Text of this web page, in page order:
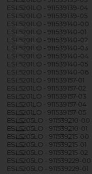
ESL5201LO - 911539139-04
ESL5201LO - 911539139-05
ESL5201LO - 911539140-00
ESL5201LO - 911539140-01
ESL5201LO - 911539140-02
ESL5201LO - 911539140-03
ESL5201LO - 911539140-04
ESL5201LO - 911539140-05
ESL5201LO - 911539140-06
ESL5201LO - 911539157-01
ESL5201LO - 911539157-02
ESL5201LO - 911539157-03
ESL5201LO - 911539157-04
ESL5201LO - 911539157-05
ESL5205LO - 911539210-00
ESL5205LO - 911539210-01
ESL5205LO - 911539215-00
ESL5205LO - 911539215-01
ESL5205LO - 911539215-02
ESL5205LO - 911539229-00
ESL5205LO - 911539229-01